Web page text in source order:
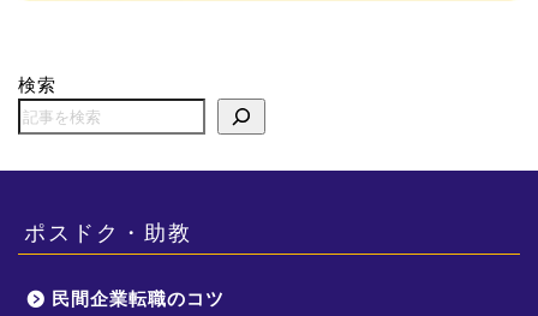
検索
ポスドク・助教
民間企業転職のコツ